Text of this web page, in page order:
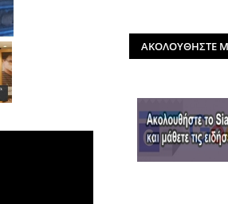
ΑΚΟΛΟΥΘΗΣΤΕ